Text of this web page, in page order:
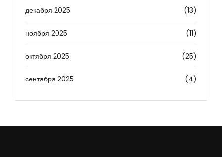
декабря 2025 (13)
ноября 2025 (11)
октября 2025 (25)
сентября 2025 (4)